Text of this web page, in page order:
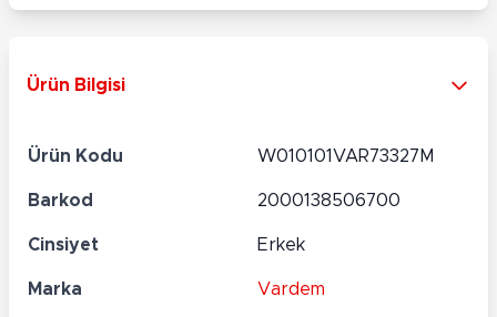
Ürün Bilgisi
Ürün Kodu W010101VAR73327M
Barkod 2000138506700
Cinsiyet Erkek
Marka Vardem